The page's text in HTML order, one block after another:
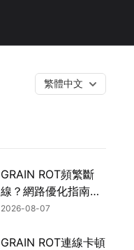
繁體中文
GRAIN ROT頻繁斷
線？網路優化指南一
次搞定！
2026-08-07
GRAIN ROT連線卡頓